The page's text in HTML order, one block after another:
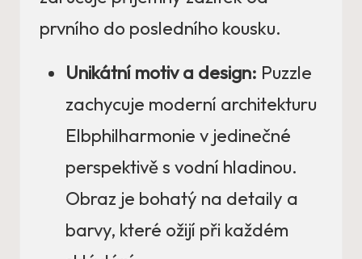
prvního do posledního kousku.
Unikátní motiv a design: Puzzle
zachycuje moderní architekturu
Elbphilharmonie v jedinečné
perspektivě s vodní hladinou.
Obraz je bohatý na detaily a
barvy, které ožijí při každém